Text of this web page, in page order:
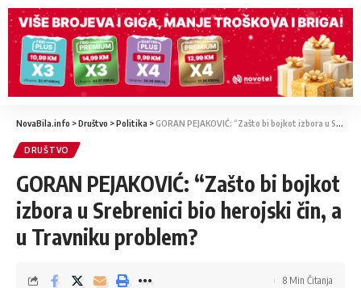
NovaBila.info >Društvo >Politika >GORAN PEJAKOVIĆ: “Zašto bi bojkot izbora u Srebrenici bio herojski čin, a u Travniku problem?
DRUŠTVO
GORAN PEJAKOVIĆ: “Zašto bi bojkot
izbora u Srebrenici bio herojski čin, a
u Travniku problem?
8 Min Čitanja